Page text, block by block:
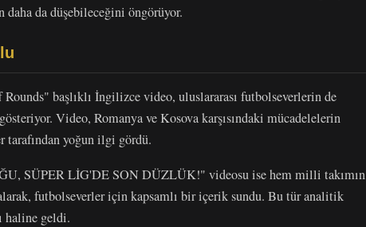
daha da düşebileceğini öngörüyor.
başlıklı İngilizce video, uluslararası futbolseverlerin de
Video, Romanya ve Kosova karşısındaki mücadelelerin
yoğun ilgi gördü.
SÜPER LİG'DE SON DÜZLÜK!" videosu ise hem milli takımın
futbolseverler için kapsamlı bir içerik sundu. Bu tür analitik
haline geldi.